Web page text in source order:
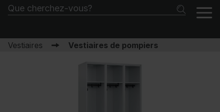
Vestiaires Vestiaires de pompiers